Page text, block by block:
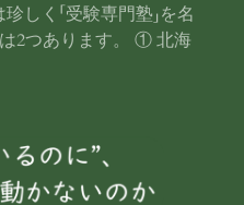
く「受験専門塾」を名
2つあります。 ① 北海